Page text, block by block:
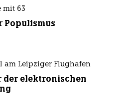
mit 63
Populismus
am Leipziger Flughafen
der elektronischen